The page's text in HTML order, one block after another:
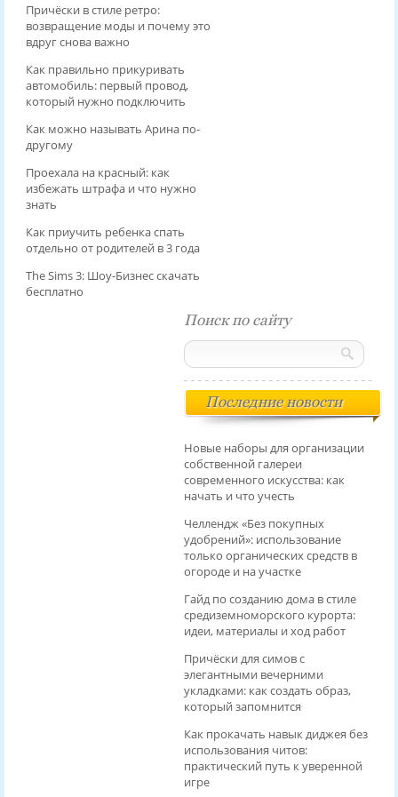
Причёски в стиле ретро:
возвращение моды и почему это
вдруг снова важно
Как правильно прикуривать
автомобиль: первый провод,
который нужно подключить
Как можно называть Арина по-
другому
Проехала на красный: как
избежать штрафа и что нужно
знать
Как приучить ребенка спать
отдельно от родителей в 3 года
The Sims 3: Шоу-Бизнес скачать
бесплатно
Поиск по сайту
Последние новости
Новые наборы для организации
собственной галереи
современного искусства: как
начать и что учесть
Челлендж «Без покупных
удобрений»: использование
только органических средств в
огороде и на участке
Гайд по созданию дома в стиле
средиземноморского курорта:
идеи, материалы и ход работ
Причёски для симов с
элегантными вечерними
укладками: как создать образ,
который запомнится
Как прокачать навык диджея без
использования читов:
практический путь к уверенной
игре